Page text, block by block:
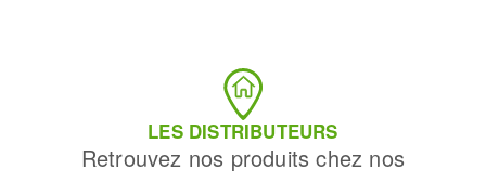
LES DISTRIBUTEURS
Retrouvez nos produits chez nos